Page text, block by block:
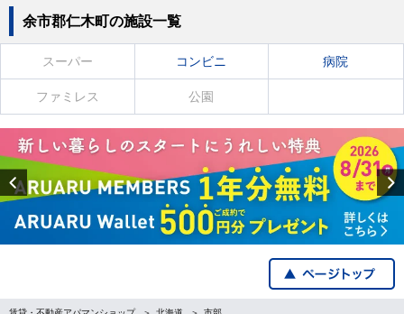
余市郡仁木町の施設一覧
スーパー コンビニ 病院
ファミレス 公園
Previous